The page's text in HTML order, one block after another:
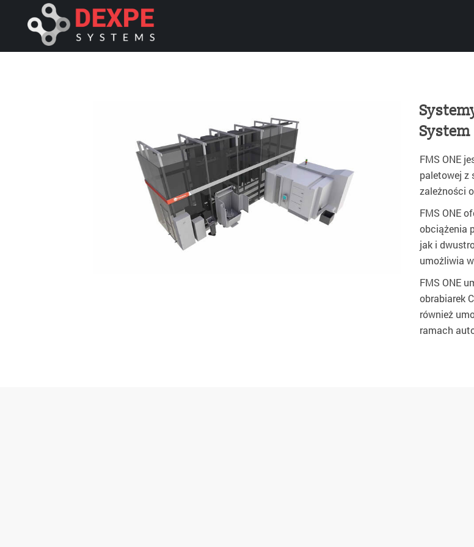
System
FMS ONE
paletowej z
zależności
FMS ONE
obciążenia
jak i
umożliwia
FMS ONE
obrabiarek
również
ramach